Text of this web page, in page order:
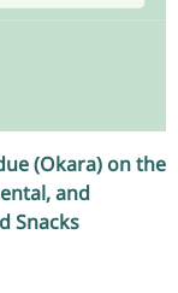
(Okara) on the
and
Snacks